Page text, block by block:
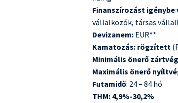
Finanszírozást
vállalkozók, társas
Devizanem: EUR**
Kamatozás: rögzített
Minimális önerő
Maximális önerő
Futamidő: 24 – 84 hó
THM: 4,9%-30,2%